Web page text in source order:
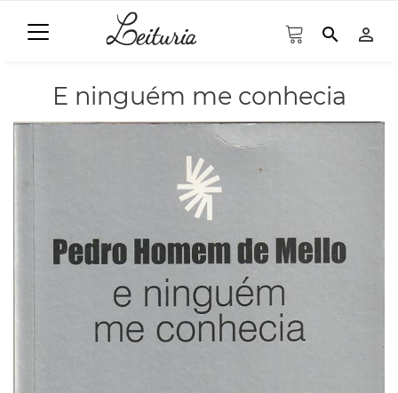
search person_outline
E ninguém me conhecia